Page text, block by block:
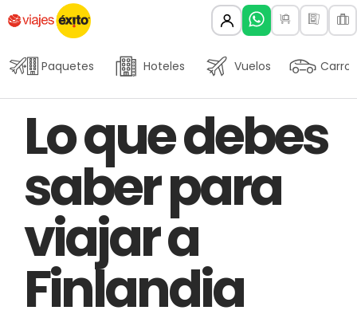
Paquetes Hoteles Vuelos Carros
Lo que debes
saber para
viajar a
Finlandia
on: